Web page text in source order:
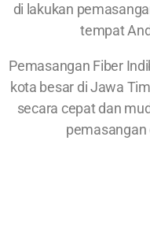
di lakukan
tempat
Pemasangan Fiber
kota besar di Jawa
secara cepat dan
pemasangan